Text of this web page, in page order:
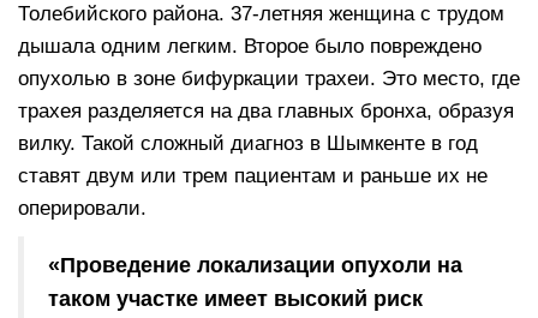
Толебийского района. 37-летняя женщина с трудом
дышала одним легким. Второе было повреждено
опухолью в зоне бифуркации трахеи. Это место, где
трахея разделяется на два главных бронха, образуя
вилку. Такой сложный диагноз в Шымкенте в год
ставят двум или трем пациентам и раньше их не
оперировали.
«Проведение локализации опухоли на
таком участке имеет высокий риск